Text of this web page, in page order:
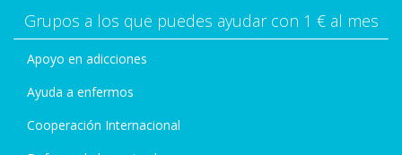
Grupos a los que puedes ayudar con 1 € al mes
Apoyo en adicciones
Ayuda a enfermos
Cooperación Internacional